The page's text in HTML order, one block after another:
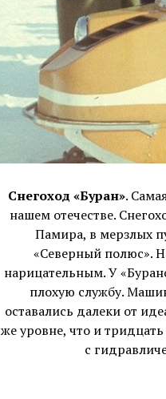
Снегоход «Буран».
нашем отечестве.
Памира, в мерзлых
«Северный полюс».
нарицательным. У
плохую службу.
оставались далеки от
же уровне, что и
с